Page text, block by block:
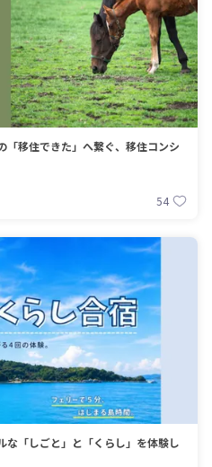
「移住できた」へ繋ぐ、移住コンシ
54
な「しごと」と「くらし」を体験し